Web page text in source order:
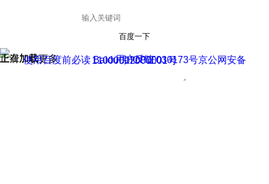
百度一下
正在加载
上滑加载更多 用户反馈
使用百度前必读 Baidu 京ICP证030173号
京公网安备11000002000001号